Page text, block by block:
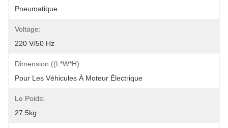
Pneumatique
Voltage:
220 V/50 Hz
Dimension ((L*W*H):
Pour Les Véhicules À Moteur Électrique
Le Poids:
27.5kg